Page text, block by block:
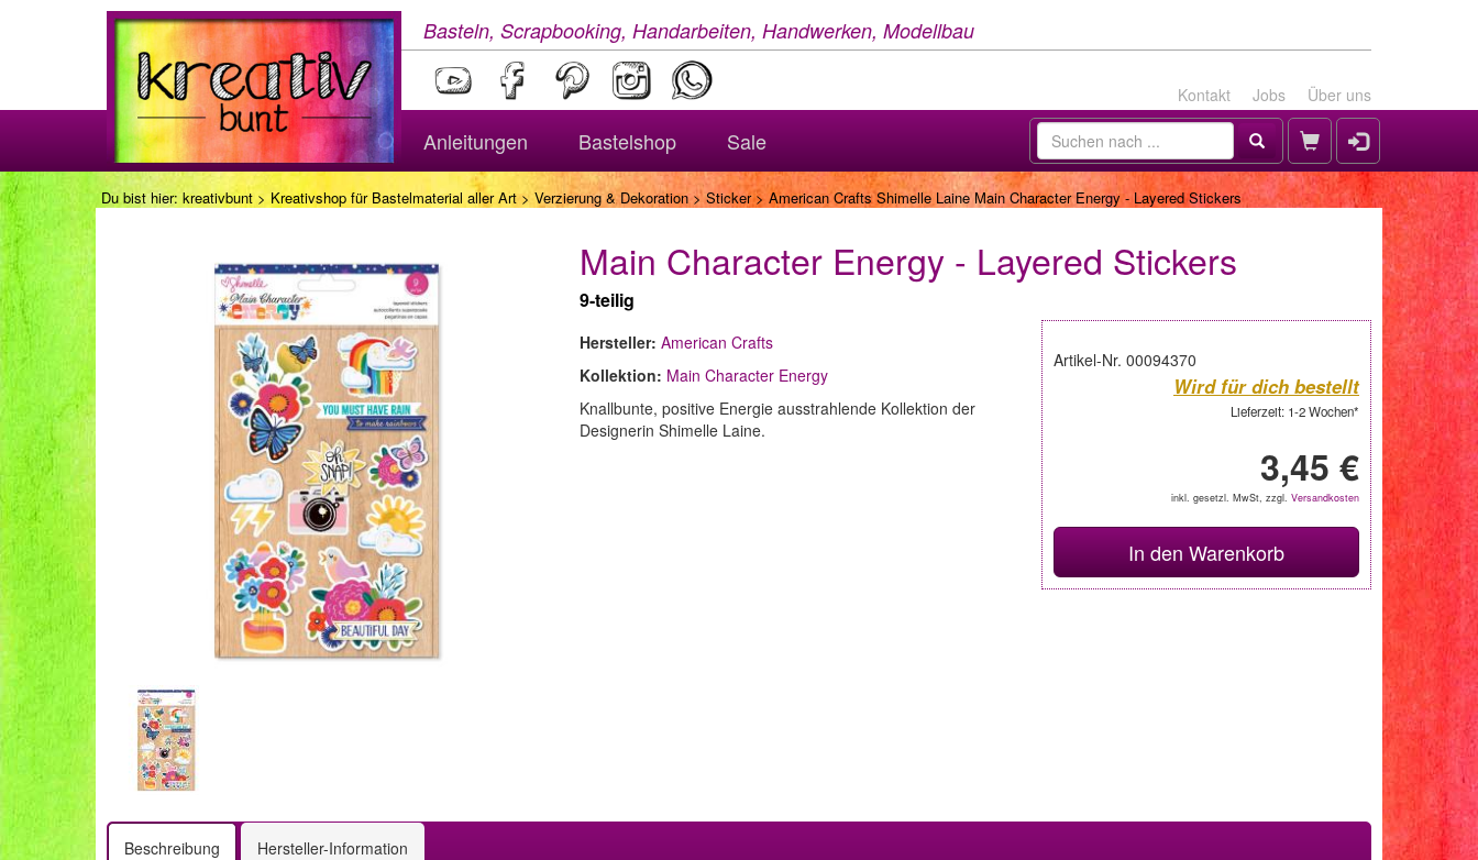
Basteln, Scrapbooking, Handarbeiten, Handwerken, Modellbau
Kontakt Jobs Über uns
Anleitungen Bastelshop Sale
Du bist hier: kreativbunt > Kreativshop für Bastelmaterial aller Art> Verzierung & Dekoration>Sticker> American Crafts Shimelle Laine Main Character Energy - Layered Stickers
Main Character Energy - Layered Stickers
9-teilig
Artikel-Nr. 00094370
Wird für dich bestellt
Lieferzeit: 1-2 Wochen*
3,45 €
inkl. gesetzl. MwSt, zzgl. Versandkosten
In den Warenkorb
Hersteller: American Crafts
Kollektion: Main Character Energy
Knallbunte, positive Energie ausstrahlende Kollektion der
Designerin Shimelle Laine.
Beschreibung Hersteller-Information